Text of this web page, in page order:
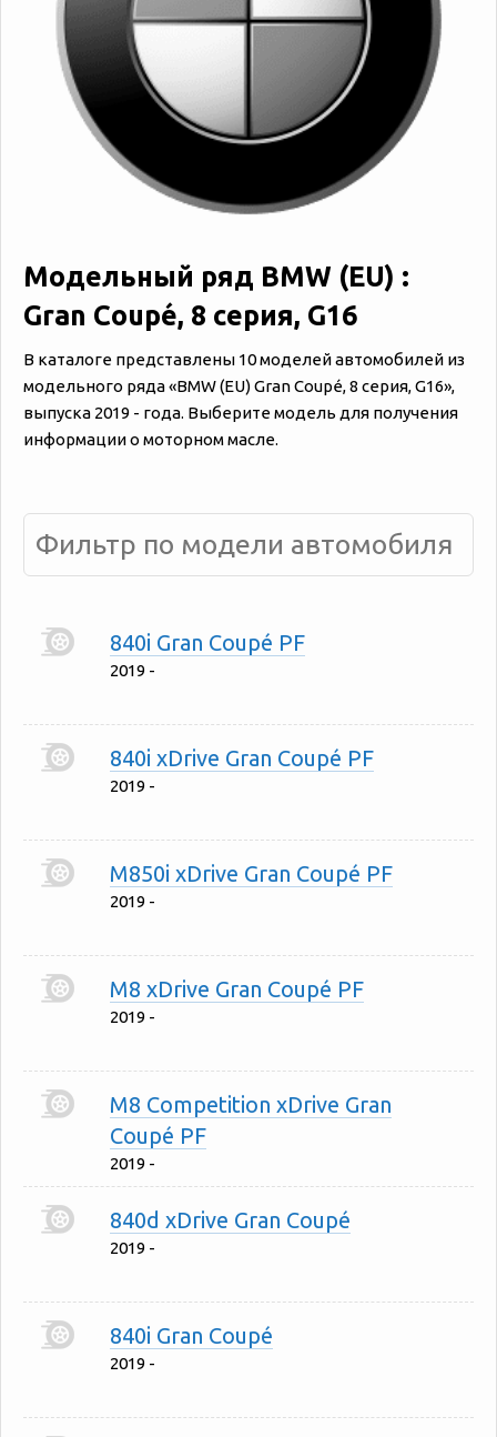
Модельный ряд BMW (EU) :
Gran Coupé, 8 серия, G16
В каталоге представлены 10 моделей автомобилей из
модельного ряда «‎BMW (EU) Gran Coupé, 8 серия, G16»,
выпуска 2019 - года. Выберите модель для получения
информации о моторном масле.
840i Gran Coupé PF
2019 -
840i xDrive Gran Coupé PF
2019 -
M850i xDrive Gran Coupé PF
2019 -
M8 xDrive Gran Coupé PF
2019 -
M8 Competition xDrive Gran
Coupé PF
2019 -
840d xDrive Gran Coupé
2019 -
840i Gran Coupé
2019 -